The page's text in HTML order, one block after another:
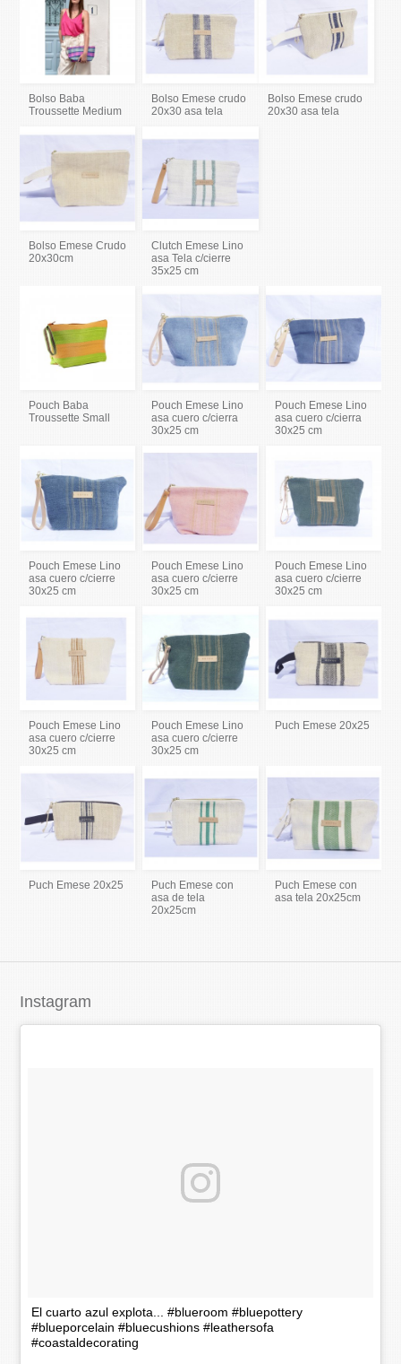
Bolso Baba
Troussette Medium
Bolso Emese crudo
20x30 asa tela
Bolso Emese crudo
20x30 asa tela
Bolso Emese Crudo
20x30cm
Clutch Emese Lino
asa Tela c/cierre
35x25 cm
Pouch Baba
Troussette Small
Pouch Emese Lino
asa cuero c/cierra
30x25 cm
Pouch Emese Lino
asa cuero c/cierra
30x25 cm
Pouch Emese Lino
asa cuero c/cierre
30x25 cm
Pouch Emese Lino
asa cuero c/cierre
30x25 cm
Pouch Emese Lino
asa cuero c/cierre
30x25 cm
Pouch Emese Lino
asa cuero c/cierre
30x25 cm
Pouch Emese Lino
asa cuero c/cierre
30x25 cm
Puch Emese 20x25
Puch Emese 20x25
Puch Emese con
asa de tela
20x25cm
Puch Emese con
asa tela 20x25cm
Instagram
El cuarto azul explota... #blueroom #bluepottery
#blueporcelain #bluecushions #leathersofa
#coastaldecorating